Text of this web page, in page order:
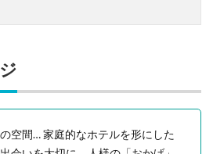
空間… 家庭的なホテルを形にした